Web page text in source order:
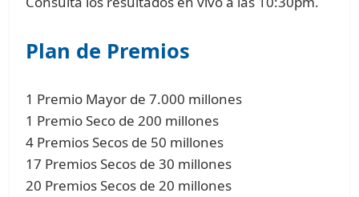
Plan de Premios
1 Premio Mayor de 7.000 millones
1 Premio Seco de 200 millones
4 Premios Secos de 50 millones
17 Premios Secos de 30 millones
20 Premios Secos de 20 millones